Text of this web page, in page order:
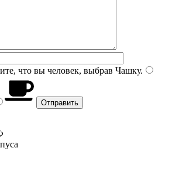
что вы человек, выбрав Чашку.